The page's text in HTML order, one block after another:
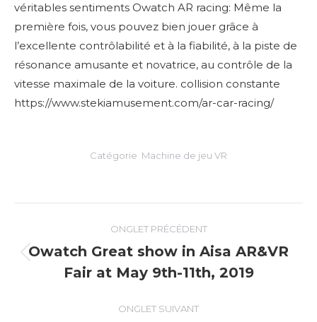
véritables sentiments Owatch AR racing: Même la
première fois, vous pouvez bien jouer grâce à
l’excellente contrôlabilité et à la fiabilité, à la piste de
résonance amusante et novatrice, au contrôle de la
vitesse maximale de la voiture. collision constante
https://www.stekiamusement.com/ar-car-racing/
Catégorie Machine de jeu VR
Navigation
de
commentaire
ONGLET PRÉCÉDENT
précédent
Owatch Great show in Aisa AR&VR
Fair at May 9th-11th, 2019
ONGLET SUIVANT